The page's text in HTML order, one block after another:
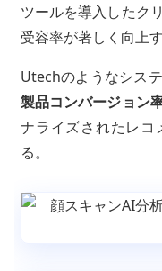
ツールを導入したク
受容率が著しく向上
Utechのようなシス
製品コンバージョン
ナライズされたレコ
る。